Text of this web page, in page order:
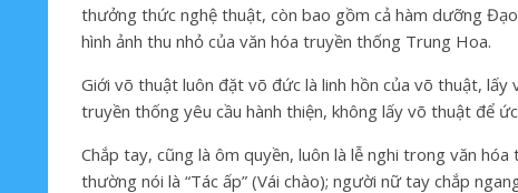
thưởng thức nghệ thuật, còn bao gồm cả hàm dưỡng
hình ảnh thu nhỏ của văn hóa truyền thống Trung Hoa.
Giới võ thuật luôn đặt võ đức là linh hồn của võ thuật,
truyền thống yêu cầu hành thiện, không lấy võ thuật để
Chắp tay, cũng là ôm quyền, luôn là lễ nghi trong văn
thường nói là “Tác ấp” (Vái chào); người nữ tay chắp